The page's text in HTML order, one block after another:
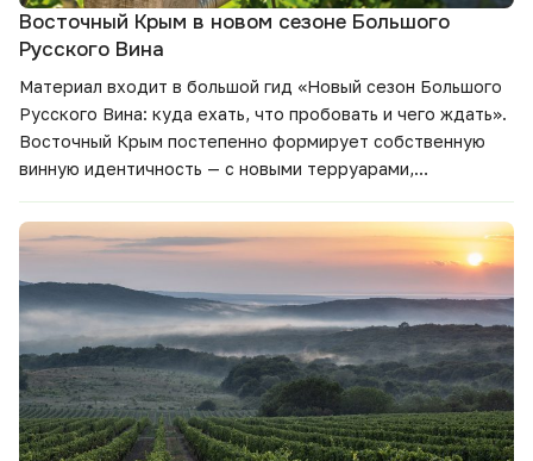
Восточный Крым в новом сезоне Большого
Русского Вина
Материал входит в большой гид «Новый сезон Большого
Русского Вина: куда ехать, что пробовать и чего ждать».
Восточный Крым постепенно формирует собственную
винную идентичность — с новыми терруарами,
регион в новом сезоне и какие вина помогут лучше
почувствовать его характер.